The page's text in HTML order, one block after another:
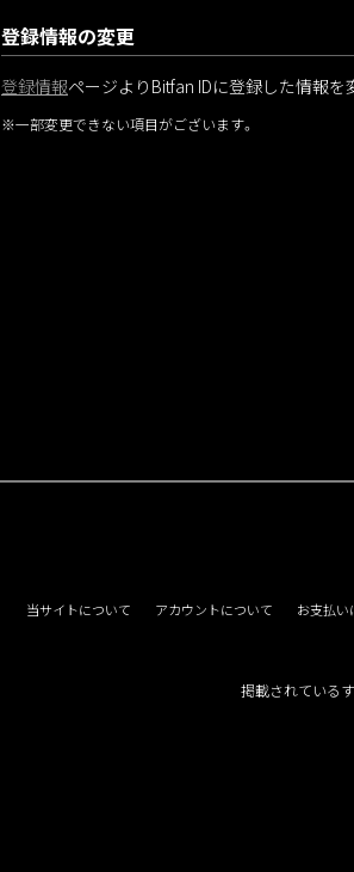
登録情報の変更
登録情報ページよりBitfan IDに登録した情報を
※一部変更できない項目がございます。
当サイトについて アカウントについて お支払い
掲載されている